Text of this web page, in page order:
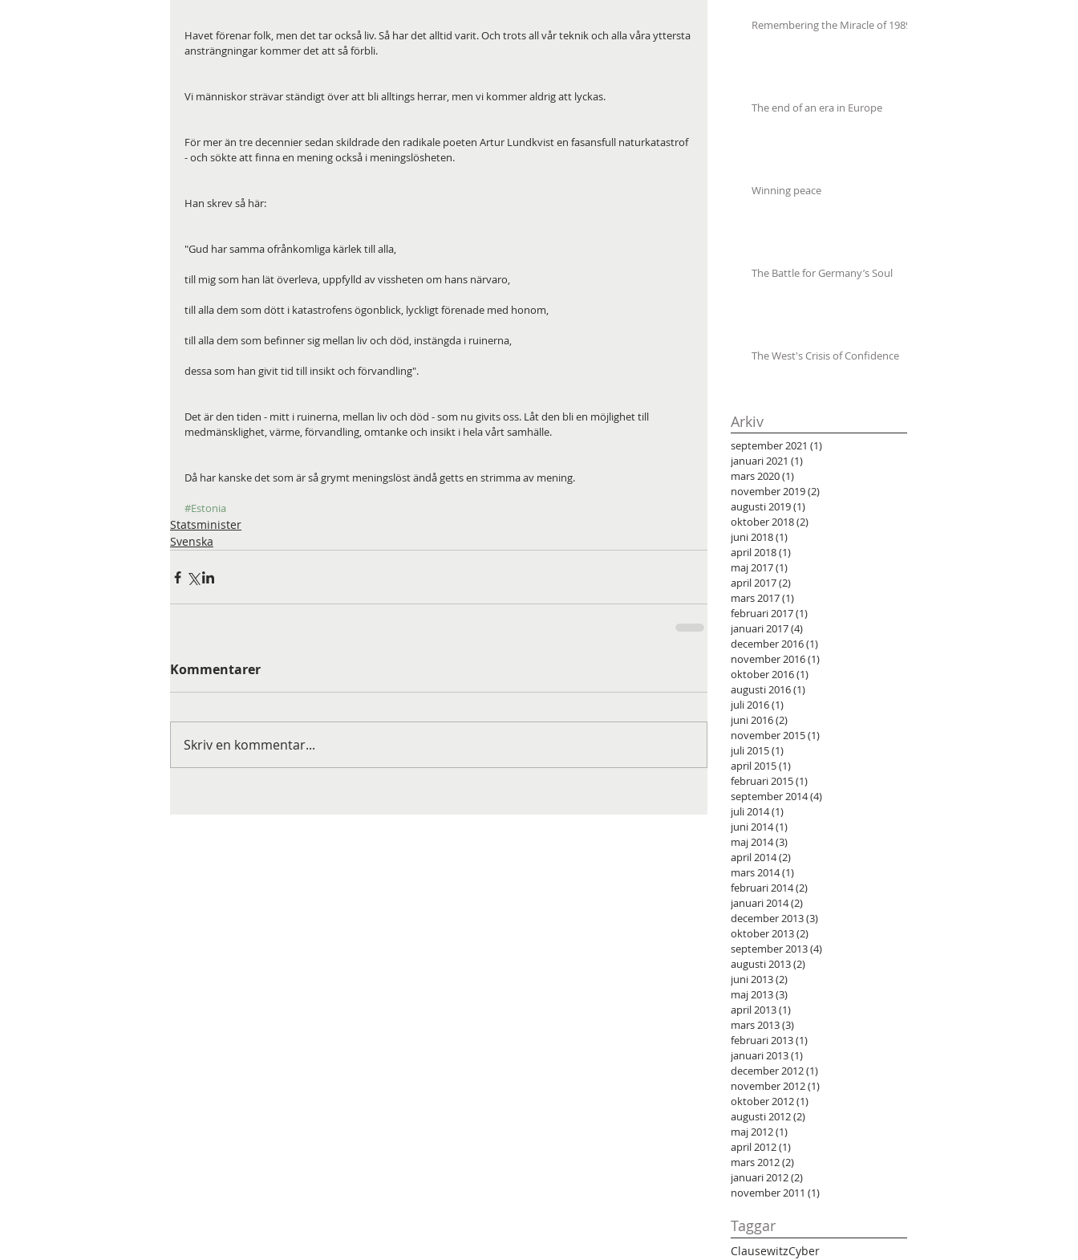
Havet förenar folk, men det tar också liv. Så har det alltid varit. Och trots all vår teknik och alla våra yttersta
ansträngningar kommer det att så förbli.
Vi människor strävar ständigt över att bli alltings herrar, men vi kommer aldrig att lyckas.
För mer än tre decennier sedan skildrade den radikale poeten Artur Lundkvist en fasansfull naturkatastrof
- och sökte att finna en mening också i meningslösheten.
Han skrev så här:
"Gud har samma ofrånkomliga kärlek till alla,
till mig som han lät överleva, uppfylld av vissheten om hans närvaro,
till alla dem som dött i katastrofens ögonblick, lyckligt förenade med honom,
till alla dem som befinner sig mellan liv och död, instängda i ruinerna,
dessa som han givit tid till insikt och förvandling".
Det är den tiden - mitt i ruinerna, mellan liv och död - som nu givits oss. Låt den bli en möjlighet till
medmänsklighet, värme, förvandling, omtanke och insikt i hela vårt samhälle.
Då har kanske det som är så grymt meningslöst ändå getts en strimma av mening.
#Estonia
Statsminister
Svenska
Kommentarer
Skriv en kommentar...
Remembering the Miracle of 1989
The end of an era in Europe
Winning peace
The Battle for Germany’s Soul
The West's Crisis of Confidence
Arkiv
september 2021 (1)
januari 2021 (1)
mars 2020(1)
november 2019(2)
augusti 2019(1)
oktober 2018(2)
juni 2018(1)
april 2018(1)
maj 2017(1)
april 2017(2)
mars 2017(1)
februari 2017(1)
januari 2017(4)
december 2016(1)
november 2016(1)
oktober 2016(1)
augusti 2016(1)
juli 2016(1)
juni 2016(2)
november 2015(1)
juli 2015(1)
april 2015(1)
februari 2015(1)
september 2014(4)
juli 2014(1)
juni 2014(1)
maj 2014(3)
april 2014(2)
mars 2014(1)
februari 2014(2)
januari 2014(2)
december 2013(3)
oktober 2013(2)
september 2013(4)
augusti 2013(2)
juni 2013(2)
maj 2013(3)
april 2013(1)
mars 2013(3)
februari 2013(1)
januari 2013(1)
december 2012(1)
november 2012(1)
oktober 2012(1)
augusti 2012(2)
maj 2012(1)
april 2012(1)
mars 2012(2)
januari 2012(2)
november 2011 (1)
Taggar
ClausewitzCyber